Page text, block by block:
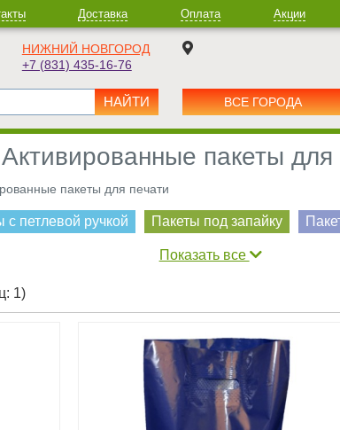
Доставка Оплата Акции
НИЖНИЙ НОВГОРОД
+7 (831) 435-16-76
ВСЕ ГОРОДА
Активированные пакеты для
пакеты для печати
с петлевой ручкой Пакеты под запайку
Показать все
1)